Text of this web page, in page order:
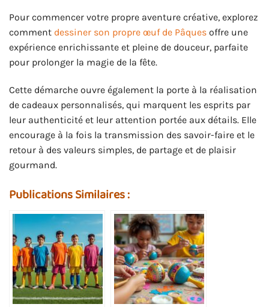
Pour commencer votre propre aventure créative, explorez
comment dessiner son propre œuf de Pâques offre une
expérience enrichissante et pleine de douceur, parfaite
pour prolonger la magie de la fête.
Cette démarche ouvre également la porte à la réalisation
de cadeaux personnalisés, qui marquent les esprits par
leur authenticité et leur attention portée aux détails. Elle
encourage à la fois la transmission des savoir-faire et le
retour à des valeurs simples, de partage et de plaisir
gourmand.
Publications Similaires :